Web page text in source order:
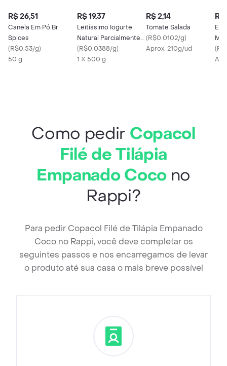
R$ 26,51
Canela Em Pó Br
Spices
(R$0.53/g)
50 g
R$ 19,37
Leitíssimo Iogurte
Natural Parcialmente
Desnatado
(R$0.0388/g)
1 X 500 g
R$ 2,14
Tomate Salada
(R$0.0102/g)
Aprox. 210g/ud
R$
(
Como pedir Copacol
Filé de Tilápia
Empanado Cocono
Rappi?
Para pedir Copacol Filé de Tilápia Empanado
Coco no Rappi, você deve completar os
seguintes passos e nos encarregamos de levar
o produto até sua casa o mais breve possível